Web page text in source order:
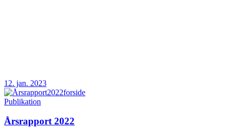
12. jan. 2023
Publikation
Årsrapport 2022